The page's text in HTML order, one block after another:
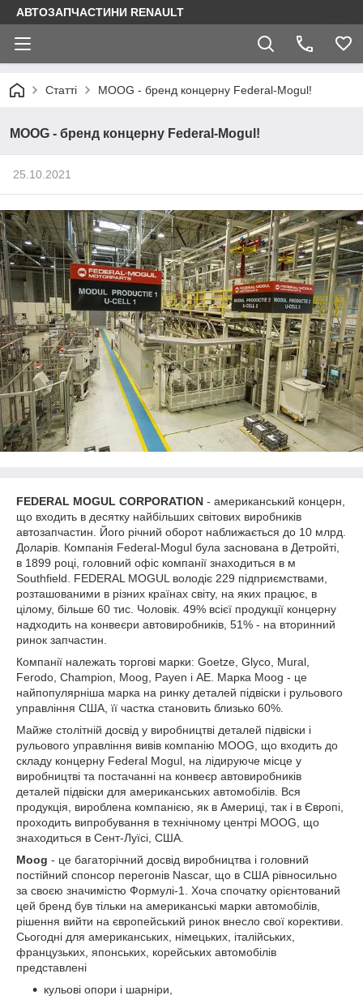
АВТОЗАПЧАСТИНИ RENAULT
Статті MOOG - бренд концерну Federal-Mogul!
MOOG - бренд концерну Federal-Mogul!
25.10.2021
FEDERAL MOGUL CORPORATION - американський концерн,
що входить в десятку найбільших світових виробників
автозапчастин. Його річний оборот наближається до 10 млрд.
Доларів. Компанія Federal-Mogul була заснована в Детройті,
в 1899 році, головний офіс компанії знаходиться в м
Southfield. FEDERAL MOGUL володіє 229 підприємствами,
розташованими в різних країнах світу, на яких працює, в
цілому, більше 60 тис. Чоловік. 49% всієї продукції концерну
надходить на конвеєри автовиробників, 51% - на вторинний
ринок запчастин.
Компанії належать торгові марки: Goetze, Glyco, Mural,
Ferodo, Champion, Moog, Payen і АЕ. Марка Moog - це
найпопулярніша марка на ринку деталей підвіски і рульового
управління США, її частка становить близько 60%.
Майже столітній досвід у виробництві деталей підвіски і
рульового управління вивів компанію MOOG, що входить до
складу концерну Federal Mogul, на лідируюче місце у
виробництві та постачанні на конвеєр автовиробників
деталей підвіски для американських автомобілів. Вся
продукція, вироблена компанією, як в Америці, так і в Європі,
проходить випробування в технічному центрі MOOG, що
знаходиться в Сент-Луїсі, США.
Moog - це багаторічний досвід виробництва і головний
постійний спонсор перегонів Nascar, що в США рівносильно
за своєю значимістю Формулі-1. Хоча спочатку орієнтований
цей бренд був тільки на американські марки автомобілів,
рішення вийти на європейський ринок внесло свої корективи.
Сьогодні для американських, німецьких, італійських,
французьких, японських, корейських автомобілів
представлені
кульові опори і шарніри,